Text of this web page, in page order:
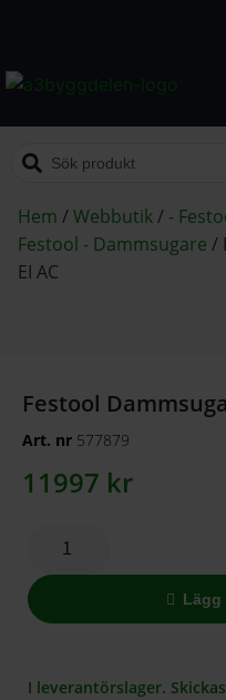
Hem /Webbutik/ -
Festool - Dammsugare /
EI AC
Festool
Art. nr 577879
11997 kr
Lägg
I leverantörslager.